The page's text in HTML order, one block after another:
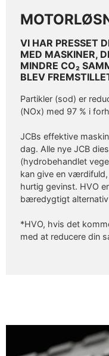
VI HAR PRESSET
MED MASKINER,
MINDRE CO₂
BLEV
Partikler (sod) er
(NOx) med 97 % i
JCBs effektive
dag. Alle nye JCB
(hydrobehandlet
kan give en
hurtig gevinst. HVO
bæredygtigt
*HVO, hvis det
med at reducere din